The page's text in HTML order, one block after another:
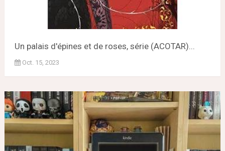
Un palais d'épines et de roses, série (ACOTAR)...
Oct. 15, 2023